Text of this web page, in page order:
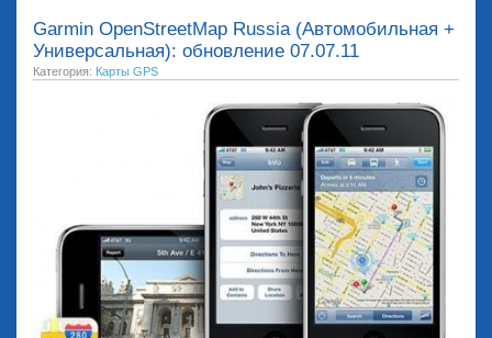
Garmin OpenStreetMap Russia (Автомобильная +
Универсальная): обновление 07.07.11
Категория: Карты GPS